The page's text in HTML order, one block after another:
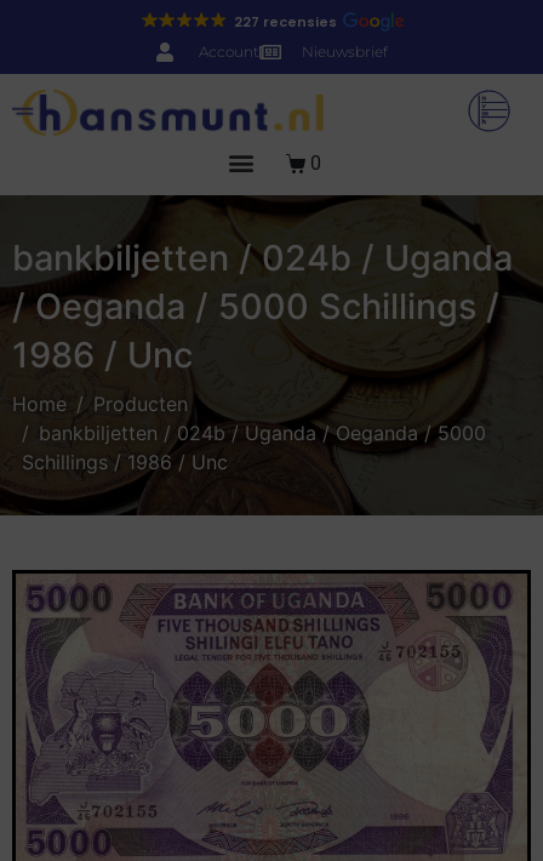
227 recensies
Account Nieuwsbrief
0
bankbiljetten / 024b / Uganda
/ Oeganda / 5000 Schillings /
1986 / Unc
Home
Producten
bankbiljetten / 024b / Uganda / Oeganda / 5000
Schillings / 1986 / Unc